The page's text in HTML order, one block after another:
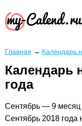
Главная → Календарь
Календарь
года
Сентябрь — 9 месяц
Сентябрь 2018 года